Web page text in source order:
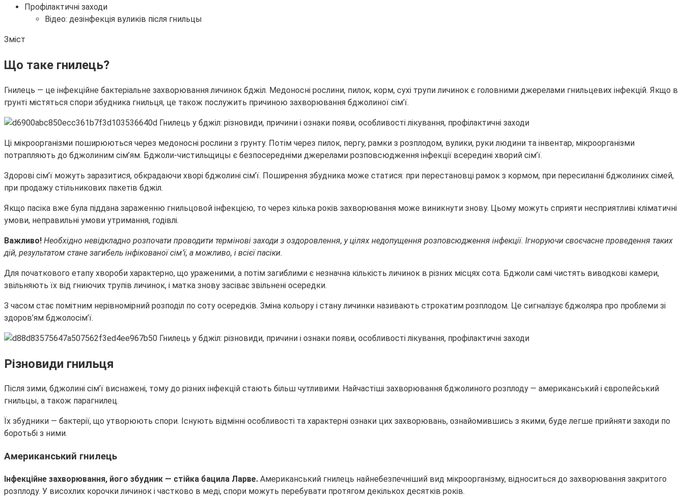
Профілактичні заходи
Відео: дезінфекція вуликів після гнильцы
Зміст
Що таке гнилець?
Гнилець — це інфекційне бактеріальне захворювання личинок бджіл. Медоносні рослини, пилок, корм, сухі трупи личинок є головними джерелами гнильцевих інфекцій. Якщо в
грунті містяться спори збудника гнильця, це також послужить причиною захворювання бджолиної сім’ї.
Ці мікроорганізми поширюються через медоносні рослини з грунту. Потім через пилок, пергу, рамки з розплодом, вулики, руки людини та інвентар, мікроорганізми
потрапляють до бджолиним сім’ям. Бджоли-чистильщицы є безпосередніми джерелами розповсюдження інфекції всередині хворий сім’ї.
Здорові сім’ї можуть заразитися, обкрадаючи хворі бджолині сім’ї. Поширення збудника може статися: при перестановці рамок з кормом, при пересиланні бджолиних сімей,
при продажу стільникових пакетів бджіл.
Якщо пасіка вже була піддана зараженню гнильцовой інфекцією, то через кілька років захворювання може виникнути знову. Цьому можуть сприяти несприятливі кліматичні
умови, неправильні умови утримання, годівлі.
Важливо! Необхідно невідкладно розпочати проводити термінові заходи з оздоровлення, у цілях недопущення розповсюдження інфекції. Ігноруючи своєчасне проведення таких
дій, результатом стане загибель інфікованої сім’ї, а можливо, і всієї пасіки.
Для початкового етапу хвороби характерно, що ураженими, а потім загиблими є незначна кількість личинок в різних місцях сота. Бджоли самі чистять виводкові камери,
звільняють їх від гниючих трупів личинок, і матка знову засіває звільнені осередки.
З часом стає помітним нерівномірний розподіл по соту осередків. Зміна кольору і стану личинки називають строкатим розплодом. Це сигналізує бджоляра про проблеми зі
здоров’ям бджолосім’ї.
Різновиди гнильця
Після зими, бджолині сім’ї виснажені, тому до різних інфекцій стають більш чутливими. Найчастіші захворювання бджолиного розплоду — американський і європейський
гнильцы, а також парагнилец.
Їх збудники — бактерії, що утворюють спори. Існують відмінні особливості та характерні ознаки цих захворювань, ознайомившись з якими, буде легше прийняти заходи по
боротьбі з ними.
Американський гнилець
Інфекційне захворювання, його збудник — стійка бацила Ларве. Американський гнилець найнебезпечніший вид мікроорганізму, відноситься до захворювання закритого
розплоду. У висохлих корочки личинок і частково в меді, спори можуть перебувати протягом декількох десятків років.